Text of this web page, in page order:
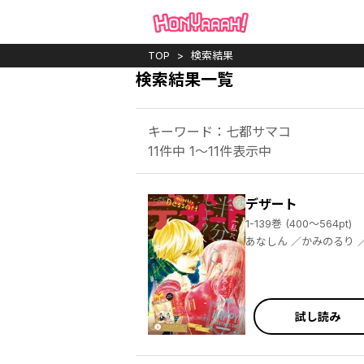
TOP 検索結果
検索結果一覧
キーワード：七都サマコ
11件中 1～11件表示中
デザート
1-139巻 (400～564pt)
あなしん ／かみのるり ／やまもり三香 ／森下ｓｕｕ ／亜南くじら ／森野萌 ／どーるる ／タアモ ／朝井うみ ／玉島ノン ／金田一蓮十郎 ／佐倉チカコ ／朝日悠 ／伊鳴優子 ／きみづき ／萬田リン ／ことぶきりー ／栄羽弥 ／凛田百々 ／琥珀よる ／筒居つい ／ろびこ ／二桜サク ／芥文絵 ／菅田うり ／吉野マリ ／桑佳あさ ／岩下慶子 ／真崎総子 ／葉月かなえ ／桐島りら ／アサダニッキ ／満井春香 ／天倉ふゆ ／馬瀬あずさ ／築島治 ／野切耀子 ／藤もも ／高渕アスミ ／当麻真
試し読み